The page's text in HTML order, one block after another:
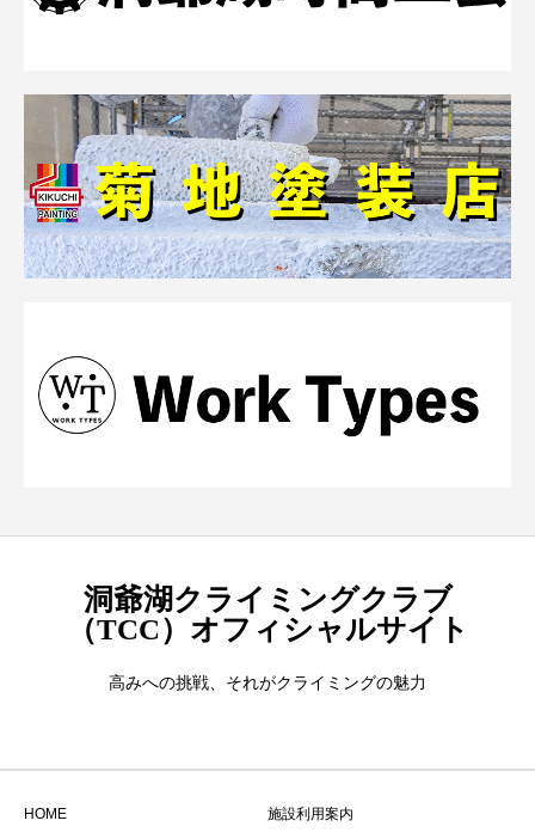
洞爺湖クライミングクラブ
（TCC）オフィシャルサイト
高みへの挑戦、それがクライミングの魅力
HOME 施設利用案内